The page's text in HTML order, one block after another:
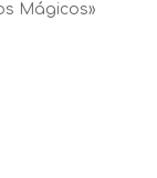
Mágicos»